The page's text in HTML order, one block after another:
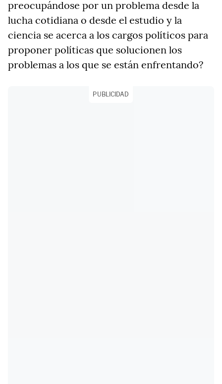
preocupándose por un problema desde la
lucha cotidiana o desde el estudio y la
ciencia se acerca a los cargos políticos para
proponer políticas que solucionen los
problemas a los que se están enfrentando?
PUBLICIDAD